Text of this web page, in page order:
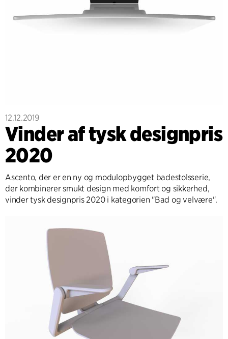
12.12.2019
Vinder af tysk designpris
2020
Ascento, der er en ny og modulopbygget badestolsserie,
der kombinerer smukt design med komfort og sikkerhed,
vinder tysk designpris 2020 i kategorien "Bad og velvære".